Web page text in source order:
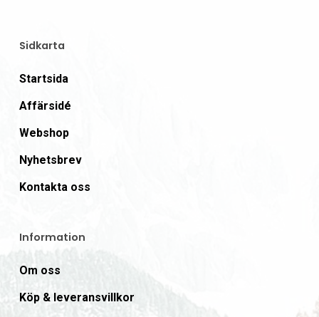
Sidkarta
Startsida
Affärsidé
Webshop
Nyhetsbrev
Kontakta oss
Information
Om oss
Köp & leveransvillkor